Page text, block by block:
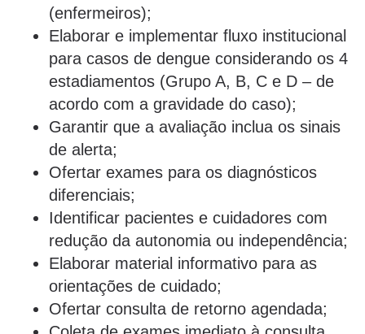
(enfermeiros);
Elaborar e implementar fluxo institucional
para casos de dengue considerando os 4
estadiamentos (Grupo A, B, C e D – de
acordo com a gravidade do caso);
Garantir que a avaliação inclua os sinais
de alerta;
Ofertar exames para os diagnósticos
diferenciais;
Identificar pacientes e cuidadores com
redução da autonomia ou independência;
Elaborar material informativo para as
orientações de cuidado;
Ofertar consulta de retorno agendada;